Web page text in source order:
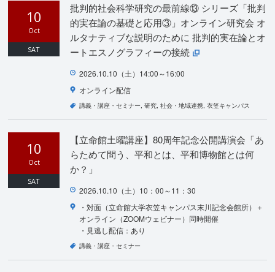
10
Oct
SAT
批判的社会科学研究の最前線⑬ シリーズ「批判
的実在論の基礎と応用③」オンライン研究会 オ
ルタナティブな説明のために 批判的実在論とオ
ートエスノグラフィーの接続
2026.10.10（土）14:00～16:00
オンライン配信
講義・講座・セミナー 研究 社会・地域連携 衣笠キャンパス
10
Oct
SAT
【立命館土曜講座】80周年記念公開講演会「あ
らためて問う、平和とは、平和博物館とは何
か？」
2026.10.10（土）10：00～11：30
・対面（立命館大学衣笠キャンパス末川記念会館所）＋
オンライン（ZOOMウェビナー）同時開催
・見逃し配信：あり
講義・講座・セミナー